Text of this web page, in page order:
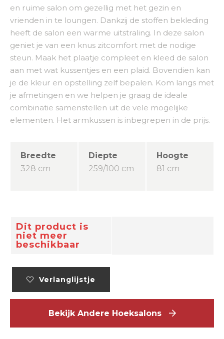
en ruime salon om gezellig met het gezin en
vrienden in te loungen. Dankzij de stoffen bekleding
heeft de salon een warme uitstraling. In deze salon
geniet je van een knus zitcomfort met de nodige
steun. Maak het plaatje compleet en kleed de salon
aan met wat kussentjes en een plaid. Bovendien kan
je de kleur en opstelling zelf bepalen. Kom langs met
je afmetingen en we helpen je graag de ideale
combinatie samenstellen uit de vele mogelijke
elementen. Het armkussen is inbegrepen in de prijs.
Breedte
328 cm
Diepte
259/100 cm
Hoogte
81 cm
Dit product is
niet meer
beschikbaar
Verlanglijstje
Bekijk Andere Hoeksalons